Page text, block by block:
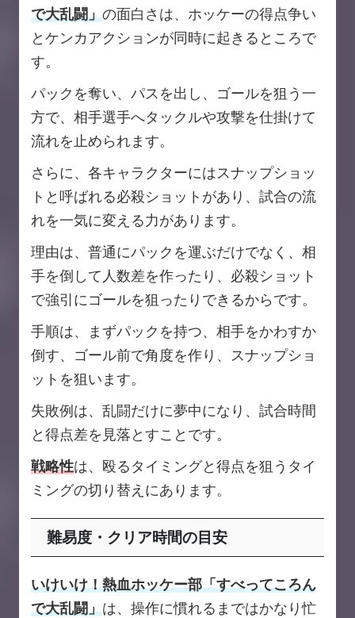
で大乱闘」の面白さは、ホッケーの得点争い
とケンカアクションが同時に起きるところで
す。
パックを奪い、パスを出し、ゴールを狙う一
方で、相手選手へタックルや攻撃を仕掛けて
流れを止められます。
さらに、各キャラクターにはスナップショッ
トと呼ばれる必殺ショットがあり、試合の流
れを一気に変える力があります。
理由は、普通にパックを運ぶだけでなく、相
手を倒して人数差を作ったり、必殺ショット
で強引にゴールを狙ったりできるからです。
手順は、まずパックを持つ、相手をかわすか
倒す、ゴール前で角度を作り、スナップショ
ットを狙います。
失敗例は、乱闘だけに夢中になり、試合時間
と得点差を見落とすことです。
戦略性は、殴るタイミングと得点を狙うタイ
ミングの切り替えにあります。
難易度・クリア時間の目安
いけいけ！熱血ホッケー部「すべってころん
で大乱闘」は、操作に慣れるまではかなり忙